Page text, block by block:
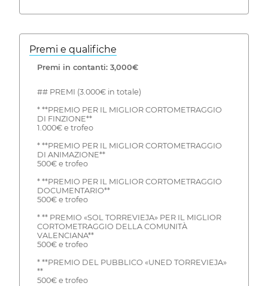
Premi e qualifiche
Premi in contanti: 3,000€
## PREMI (3.000€ in totale)
* **PREMIO PER IL MIGLIOR CORTOMETRAGGIO
DI FINZIONE**
1.000€ e trofeo
* **PREMIO PER IL MIGLIOR CORTOMETRAGGIO
DI ANIMAZIONE**
500€ e trofeo
* **PREMIO PER IL MIGLIOR CORTOMETRAGGIO
DOCUMENTARIO**
500€ e trofeo
* ** PREMIO «SOL TORREVIEJA» PER IL MIGLIOR
CORTOMETRAGGIO DELLA COMUNITÀ
VALENCIANA**
500€ e trofeo
* **PREMIO DEL PUBBLICO «UNED TORREVIEJA»
**
500€ e trofeo